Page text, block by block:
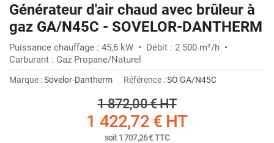
Générateur d'air chaud avec brûleur à
gaz GA/N45C - SOVELOR-DANTHERM
Puissance chauffage : 45,6 kW • Débit : 2 500 m³/h •
Carburant : Gaz Propane/Naturel
Marque :Sovelor-Dantherm Référence :SO GA/N45C
1 872,00 €HT
1 422,72 € HT
soit1 707,26 €TTC